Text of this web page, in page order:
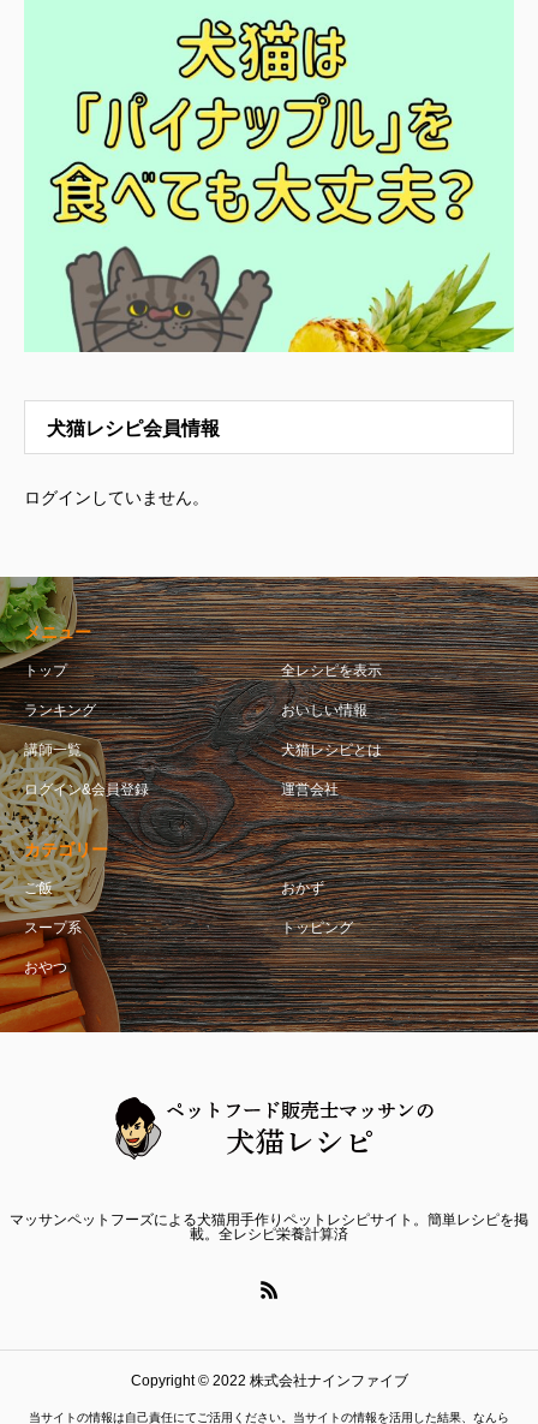
犬猫レシピ会員情報
ログインしていません。
メニュー
トップ 全レシピを表示
ランキング おいしい情報
講師一覧 犬猫レシピとは
ログイン&会員登録 運営会社
カテゴリー
ご飯 おかず
スープ系 トッピング
おやつ
マッサンペットフーズによる犬猫用手作りペットレシピサイト。簡単レシピを掲
載。全レシピ栄養計算済
Copyright © 2022 株式会社ナインファイブ
当サイトの情報は自己責任にてご活用ください。当サイトの情報を活用した結果、なんら